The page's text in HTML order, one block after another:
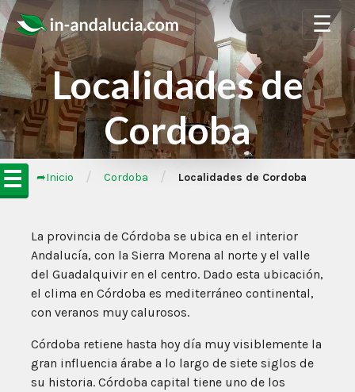
☰
☰
Localidades de
Cordoba
➦Inicio / Cordoba / Localidades de Cordoba
La provincia de Córdoba se ubica en el interior
Andalucía, con la Sierra Morena al norte y el valle
del Guadalquivir en el centro. Dado esta ubicación,
el clima en Córdoba es mediterráneo continental,
con veranos muy calurosos.
Córdoba retiene hasta hoy día muy visiblemente la
gran influencia árabe a lo largo de siete siglos de
su historia. Córdoba capital tiene uno de los